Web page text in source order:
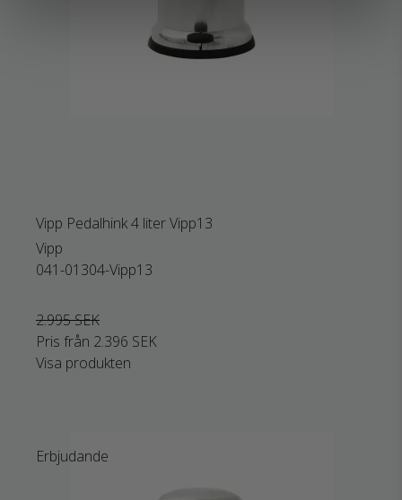
Vipp Pedalhink 4 liter Vipp13
Vipp
041-01304-Vipp13
2.995 SEK
Pris från 2.396 SEK
Visa produkten
Erbjudande